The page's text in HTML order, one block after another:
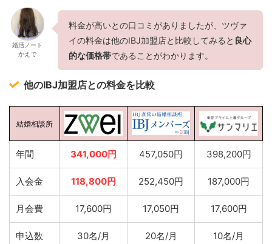
婚活ノート
かえで
料金が高いとの口コミがありましたが、ツヴァ
イの料金は他のIBJ加盟店と比較してみると 良心
的な価格帯であることがわかります。
他のIBJ加盟店との料金を比較
結婚相談所
年間 341,000円 457,050円 398,200円
入会金 118,800円 252,450円 187,000円
月会費 17,600円 17,050円 17,600円
申込数 30名/月 20名/月 10名/月